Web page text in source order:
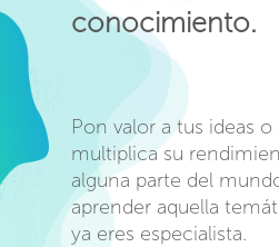
conocimiento.
Pon valor a tus ideas
multiplica su
alguna parte del
aprender aquella
ya eres especialista.